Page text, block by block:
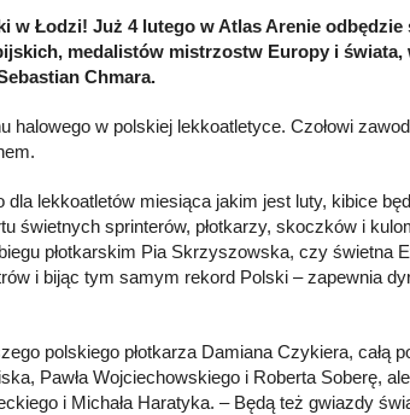
w Łodzi! Już 4 lutego w Atlas Arenie
medalistów mistrzostw Europy i świata,
Chmara.
w polskiej lekkoatletyce. Czołowi
lekkoatletów miesiąca jakim jest luty, kibice
świetnych sprinterów, płotkarzy, skoczków i
płotkarskim Pia Skrzyszowska, czy świetna
i bijąc tym samym rekord Polski – zapewnia
polskiego płotkarza Damiana Czykiera, całą
Pawła Wojciechowskiego i Roberta Soberę,
i Michała Haratyka. – Będą też gwiazdy